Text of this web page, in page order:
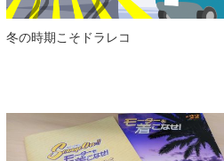
冬の時期こそドラレコ